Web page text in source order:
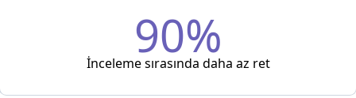
90%
İnceleme sırasında daha az ret